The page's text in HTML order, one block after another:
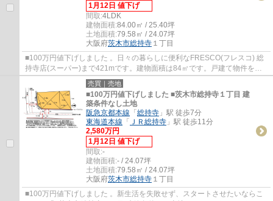
1月12日 値下げ
間取:4LDK
建物面積:84.00㎡ / 25.40坪
土地面積:79.58㎡ / 24.07坪
大阪府茨木市総持寺 １丁目
■100万円値下げしました 。日々の暮らしに便利なFRESCO(フレスコ) 総
持寺店(スーパー)まで421mです。建物面積は84㎡です。戸建て物件をお
探しの方は、便利な価格からなる中古物件はい...
売買｜売地
■100万円値下げしました ■茨木市総持寺１丁目 建
築条件なし土地
阪急京都本線 「 総持寺 」駅 徒歩7分
東海道本線 「 ＪＲ総持寺 」駅 徒歩11分
2,580万円
1月12日 値下げ
間取:-
建物面積:- / 24.07坪
土地面積:79.58㎡ / 24.07坪
大阪府茨木市総持寺 １丁目
■100万円値下げしました 。新生活を失敗せず、スタートさせたいならこ